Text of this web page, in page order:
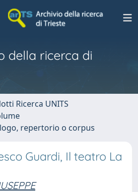
della ricerca di
Ricerca UNITS
repertorio o corpus
Guardi, Il teatro La